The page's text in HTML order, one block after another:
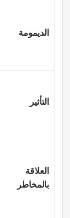
الديمومة
التأثير
العلاقة
بالمخاطر